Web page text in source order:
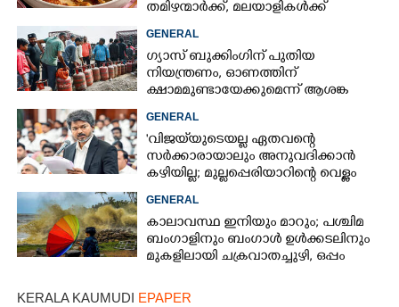
തമിഴന്മാർക്ക്, മലയാളികൾക്ക്
നഷ്ടവും കടവും മാത്രം
GENERAL
ഗ്യാസ് ബുക്കിംഗിന് പുതിയ
നിയന്ത്രണം, ഓണത്തിന്
ക്ഷാമമുണ്ടായേക്കുമെന്ന് ആശങ്ക
GENERAL
'വിജയ്‌യുടെയല്ല ഏതവന്റെ
സർക്കാരായാലും അനുവദിക്കാൻ
കഴിയില്ല; മുല്ലപ്പെരിയാറിന്റെ വെള്ളം
കൂട്ടുന്നത് മനസിൽ വച്ചാൽമതി'
GENERAL
കാലാവസ്ഥ ഇനിയും മാറും; പശ്ചിമ
ബംഗാളിനും ബംഗാൾ ഉൾക്കടലിനും
മുകളിലായി ചക്രവാതച്ചുഴി, ഒപ്പം
KERALA KAUMUDI EPAPER